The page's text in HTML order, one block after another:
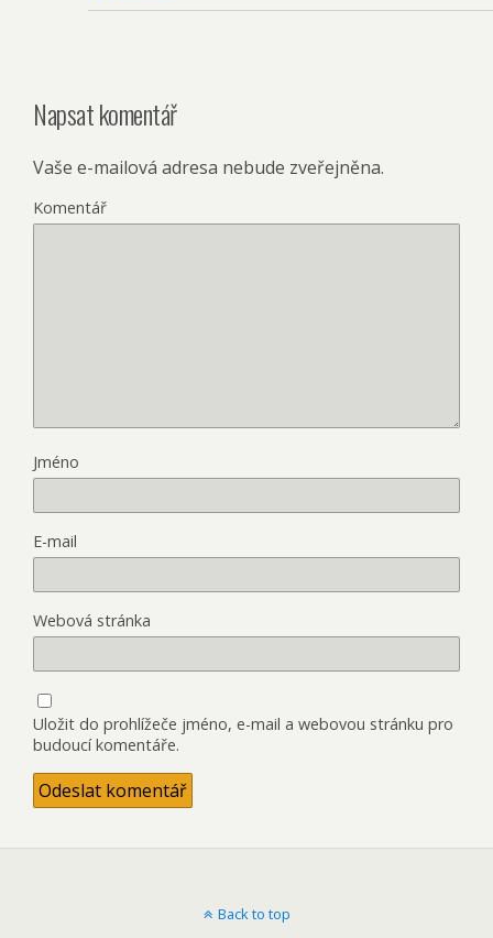
Napsat komentář
Vaše e-mailová adresa nebude zveřejněna.
Komentář
Jméno
E-mail
Webová stránka
Uložit do prohlížeče jméno, e-mail a webovou stránku pro
budoucí komentáře.
Back to top